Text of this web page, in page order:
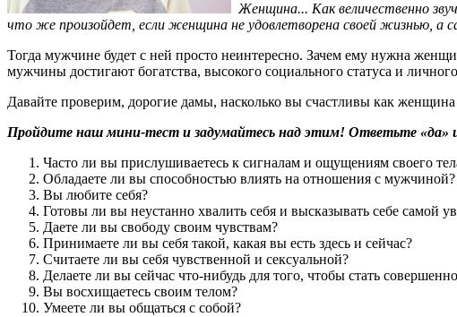
Женщина... Как величественно
что же произойдет, если женщина не удовлетворена своей жизнью, а
Тогда мужчине будет с ней просто неинтересно. Зачем ему нужна
мужчины достигают богатства, высокого социального статуса и
Давайте проверим, дорогие дамы, насколько вы счастливы как женщина
Пройдите наш мини-тест и задумайтесь над этим! Ответьте «да»
Часто ли вы прислушиваетесь к сигналам и ощущениям своего
Обладаете ли вы способностью влиять на отношения с мужчиной?
Вы любите себя?
Готовы ли вы неустанно хвалить себя и высказывать себе самой
Даете ли вы свободу своим чувствам?
Принимаете ли вы себя такой, какая вы есть здесь и сейчас?
Считаете ли вы себя чувственной и сексуальной?
Делаете ли вы сейчас что-нибудь для того, чтобы стать
Вы восхищаетесь своим телом?
Умеете ли вы общаться с собой?